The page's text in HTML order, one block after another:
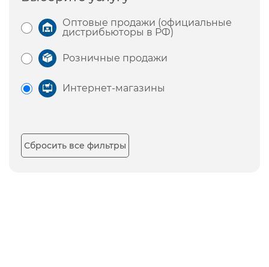
Оптовые продажи (официальные
дистрибьюторы в РФ)
Розничные продажи
Интернет-магазины
Сбросить все фильтры